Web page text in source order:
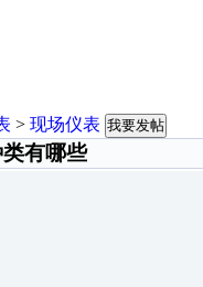
> 现场仪表 我要发帖
有哪些